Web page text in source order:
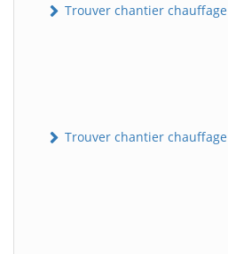
Trouver chantier
Trouver chantier